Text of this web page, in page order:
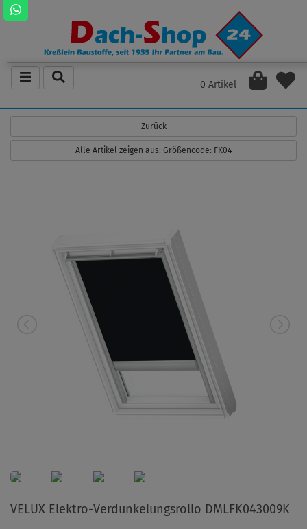
0 Artikel
Zurück
Alle Artikel zeigen aus: Größencode: FK04
VELUX Elektro-Verdunkelungsrollo DMLFK043009K